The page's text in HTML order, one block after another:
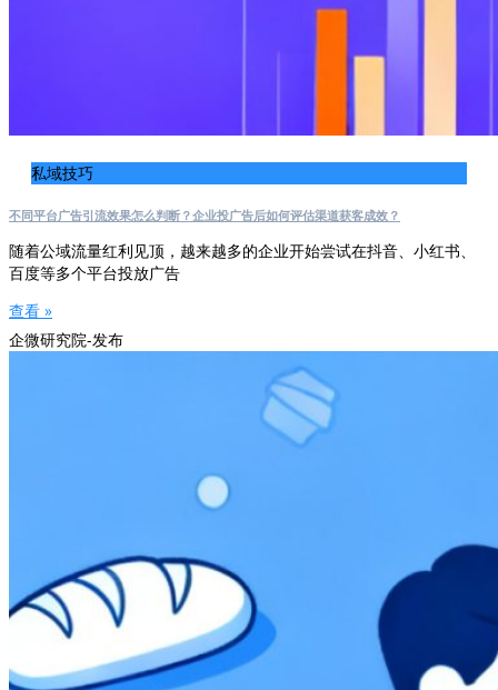
私域技巧
不同平台广告引流效果怎么判断？企业投广告后如何评估渠道获客成效？
随着公域流量红利见顶，越来越多的企业开始尝试在抖音、小红书、
百度等多个平台投放广告
查看 »
企微研究院-发布